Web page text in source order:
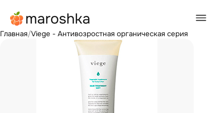
Главная/Viege - Антивозростная органическая серия